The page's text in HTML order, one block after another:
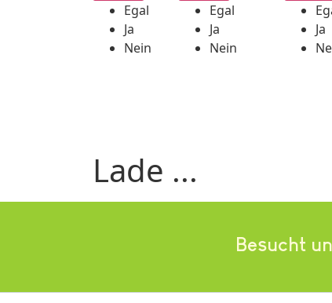
Egal
Ja
Nein
Egal
Ja
Nein
Ja
Lade ...
Besucht